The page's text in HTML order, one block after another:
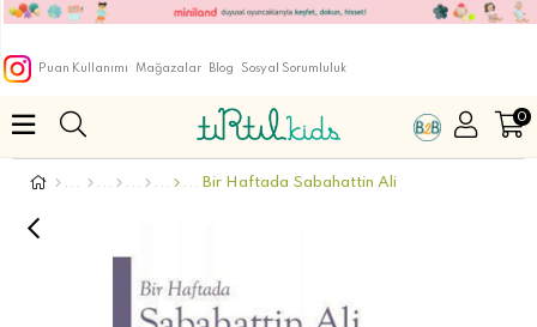
Puan Kullanımı Mağazalar Blog Sosyal Sorumluluk
0
Bir Haftada Sabahattin Ali